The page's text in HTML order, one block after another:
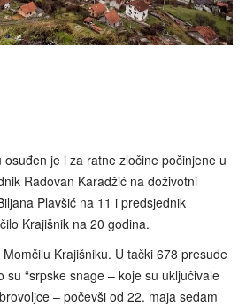
osuđen je i za ratne zločine počinjene u
Radovan Karadžić na doživotni
Plavšić na 11 i predsjednik
Krajišnik na 20 godina.
Krajišniku. U tački 678 presude
su “srpske snage – koje su uključivale
– počevši od 22. maja sedam